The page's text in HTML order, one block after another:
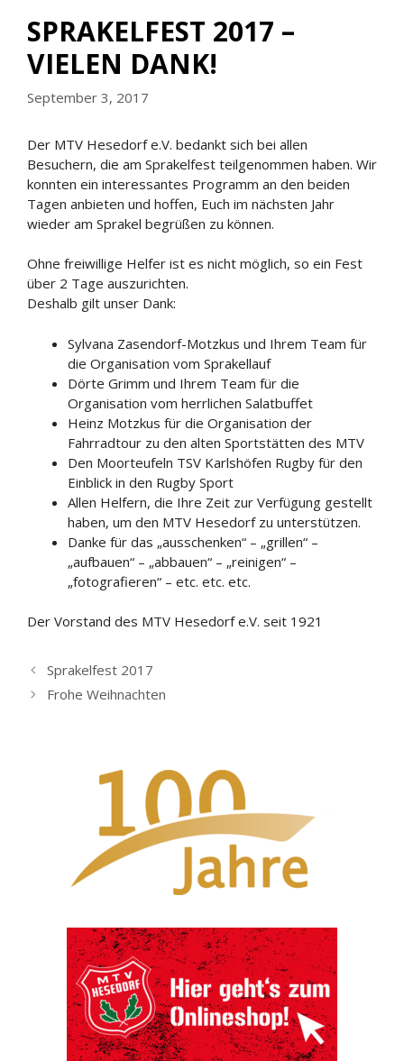
SPRAKELFEST 2017 –
VIELEN DANK!
September 3, 2017
Der MTV Hesedorf e.V. bedankt sich bei allen
Besuchern, die am Sprakelfest teilgenommen haben. Wir
konnten ein interessantes Programm an den beiden
Tagen anbieten und hoffen, Euch im nächsten Jahr
wieder am Sprakel begrüßen zu können.
Ohne freiwillige Helfer ist es nicht möglich, so ein Fest
über 2 Tage auszurichten.
Deshalb gilt unser Dank:
Sylvana Zasendorf-Motzkus und Ihrem Team für
die Organisation vom Sprakellauf
Dörte Grimm und Ihrem Team für die
Organisation vom herrlichen Salatbuffet
Heinz Motzkus für die Organisation der
Fahrradtour zu den alten Sportstätten des MTV
Den Moorteufeln TSV Karlshöfen Rugby für den
Einblick in den Rugby Sport
Allen Helfern, die Ihre Zeit zur Verfügung gestellt
haben, um den MTV Hesedorf zu unterstützen.
Danke für das „ausschenken“ – „grillen“ –
„aufbauen“ – „abbauen“ – „reinigen“ –
„fotografieren“ – etc. etc. etc.
Der Vorstand des MTV Hesedorf e.V. seit 1921
Sprakelfest 2017
Frohe Weihnachten